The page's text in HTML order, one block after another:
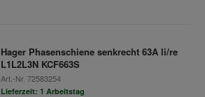
Hager Phasenschiene senkrecht 63A li/re
L1L2L3N KCF663S
Art.-Nr. 72583254
Lieferzeit: 1 Arbeitstag